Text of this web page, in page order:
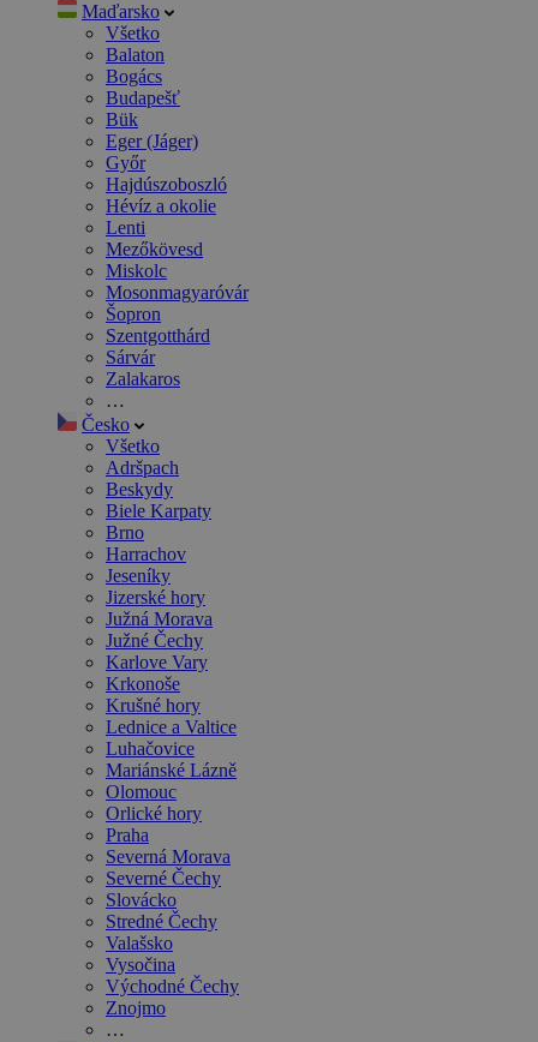
Maďarsko
Všetko
Balaton
Bogács
Budapešť
Bük
Eger (Jáger)
Győr
Hajdúszoboszló
Hévíz a okolie
Lenti
Mezőkövesd
Miskolc
Mosonmagyaróvár
Šopron
Szentgotthárd
Sárvár
Zalakaros
…
Česko
Všetko
Adršpach
Beskydy
Biele Karpaty
Brno
Harrachov
Jeseníky
Jizerské hory
Južná Morava
Južné Čechy
Karlove Vary
Krkonoše
Krušné hory
Lednice a Valtice
Luhačovice
Mariánské Lázně
Olomouc
Orlické hory
Praha
Severná Morava
Severné Čechy
Slovácko
Stredné Čechy
Valašsko
Vysočina
Východné Čechy
Znojmo
…